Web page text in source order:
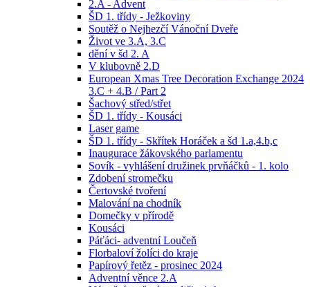
2.A - Advent
ŠD 1. třídy - Ježkoviny
Soutěž o Nejhezčí Vánoční Dveře
Život ve 3.A, 3.C
dění v šd 2. A
V klubovně 2.D
European Xmas Tree Decoration Exchange 2024
3.C + 4.B / Part 2
Šachový střed/střet
ŠD 1. třídy - Kousáci
Laser game
ŠD 1. třídy - Skřítek Horáček a šd 1.a,4.b,c
Inaugurace žákovského parlamentu
Sovík - vyhlášení družinek prvňáčků - 1. kolo
Zdobení stromečku
Čertovské tvoření
Malování na chodník
Domečky v přírodě
Kousáci
Páťáci- adventní Loučeň
Florbaloví žolíci do kraje
Papírový řetěz - prosinec 2024
Adventní věnce 2.A